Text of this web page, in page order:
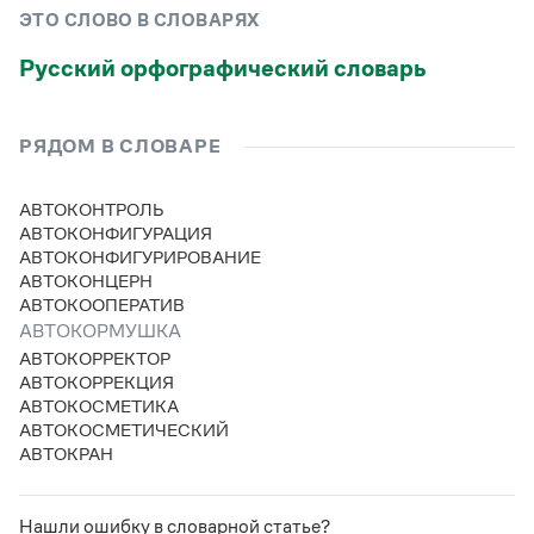
Словари русского языка как государственного
для школьников
Письмовник
Справочник по пунктуации
Словарь-справочник трудностей
Справочник по фразеологии
Азбучные истины
Словарь-справочник непростые слова
Все справочники портала
Новости и события
Словарь русских имён
Словарь методических терминов
(1956)
ЭТО СЛОВО В СЛОВАРЯХ
Русский орфографический словарь
РЯДОМ В СЛОВАРЕ
АВТОКОНТРОЛЬ
АВТОКОНФИГУРАЦИЯ
АВТОКОНФИГУРИРОВАНИЕ
АВТОКОНЦЕРН
АВТОКООПЕРАТИВ
АВТОКОРМУШКА
АВТОКОРРЕКТОР
АВТОКОРРЕКЦИЯ
АВТОКОСМЕТИКА
АВТОКОСМЕТИЧЕСКИЙ
АВТОКРАН
Нашли ошибку в словарной статье?